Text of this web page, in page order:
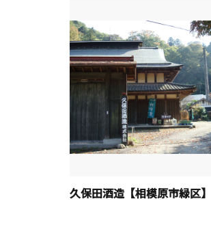
久保田酒造【相模原市緑区】